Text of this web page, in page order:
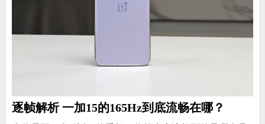
逐帧解析 一加15的165Hz到底流畅在哪？